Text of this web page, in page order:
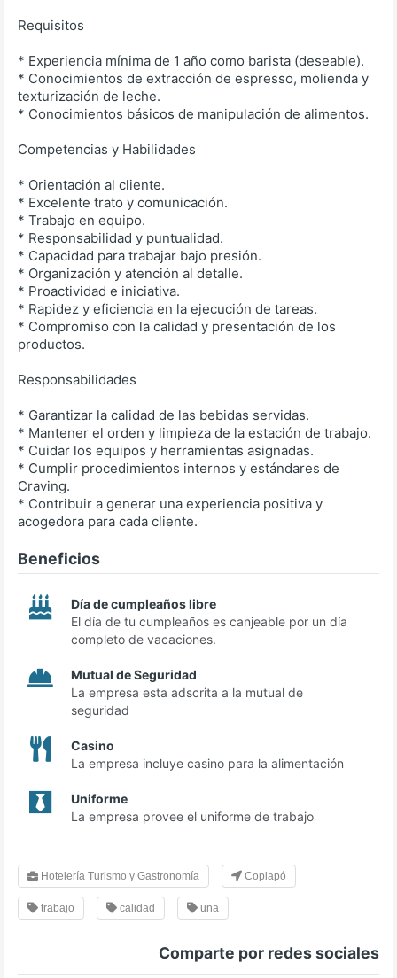
Requisitos
* Experiencia mínima de 1 año como barista (deseable).
* Conocimientos de extracción de espresso, molienda y
texturización de leche.
* Conocimientos básicos de manipulación de alimentos.
Competencias y Habilidades
* Orientación al cliente.
* Excelente trato y comunicación.
* Trabajo en equipo.
* Responsabilidad y puntualidad.
* Capacidad para trabajar bajo presión.
* Organización y atención al detalle.
* Proactividad e iniciativa.
* Rapidez y eficiencia en la ejecución de tareas.
* Compromiso con la calidad y presentación de los
productos.
Responsabilidades
* Garantizar la calidad de las bebidas servidas.
* Mantener el orden y limpieza de la estación de trabajo.
* Cuidar los equipos y herramientas asignadas.
* Cumplir procedimientos internos y estándares de
Craving.
* Contribuir a generar una experiencia positiva y
acogedora para cada cliente.
Beneficios
Día de cumpleaños libre
El día de tu cumpleaños es canjeable por un día
completo de vacaciones.
Mutual de Seguridad
La empresa esta adscrita a la mutual de
seguridad
Casino
La empresa incluye casino para la alimentación
Uniforme
La empresa provee el uniforme de trabajo
Hotelería Turismo y Gastronomía Copiapó
trabajo calidad una
Comparte por redes sociales